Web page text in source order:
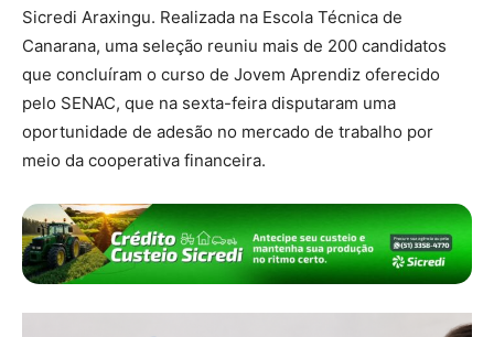
Sicredi Araxingu. Realizada na Escola Técnica de
Canarana, uma seleção reuniu mais de 200 candidatos
que concluíram o curso de Jovem Aprendiz oferecido
pelo SENAC, que na sexta-feira disputaram uma
oportunidade de adesão no mercado de trabalho por
meio da cooperativa financeira.